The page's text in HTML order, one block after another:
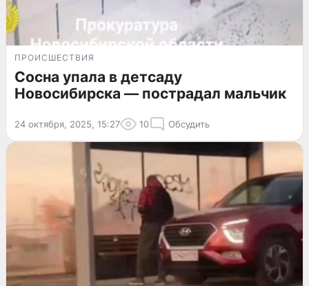
ПРОИСШЕСТВИЯ
Сосна упала в детсаду
Новосибирска — пострадал мальчик
24 октября, 2025, 15:27 10 Обсудить